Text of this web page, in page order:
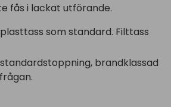
fås i lackat utförande.
som standard. Filttass
brandklassad